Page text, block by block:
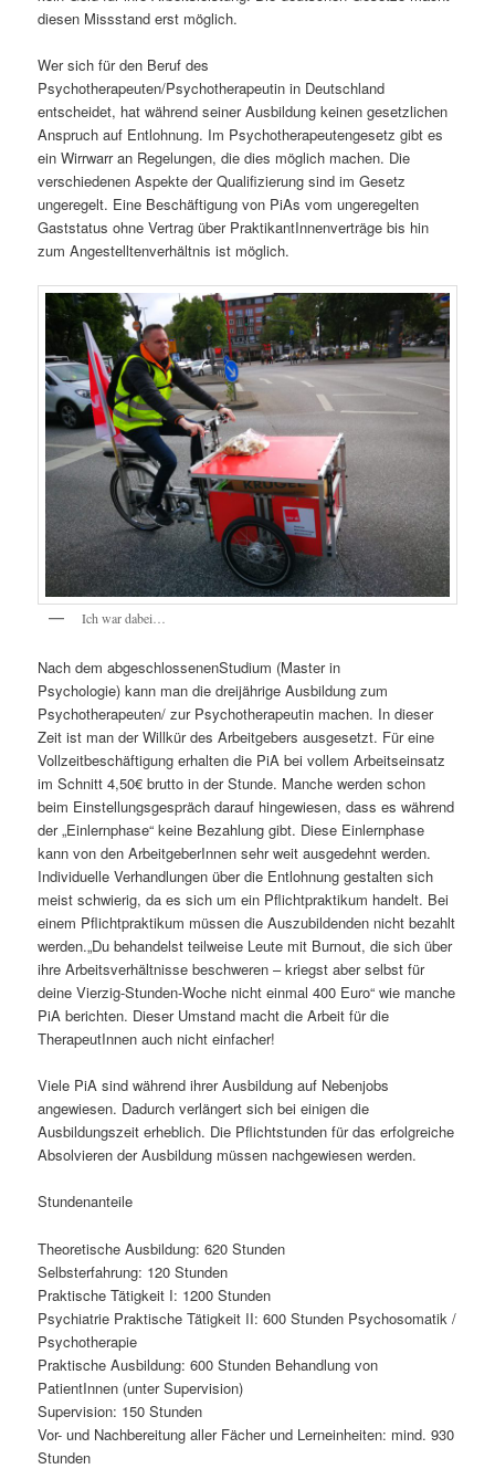
diesen Missstand erst möglich.
Wer sich für den Beruf des
Psychotherapeuten/Psychotherapeutin in Deutschland
entscheidet, hat während seiner Ausbildung keinen gesetzlichen
Anspruch auf Entlohnung. Im Psychotherapeutengesetz gibt es
ein Wirrwarr an Regelungen, die dies möglich machen. Die
verschiedenen Aspekte der Qualifizierung sind im Gesetz
ungeregelt. Eine Beschäftigung von PiAs vom ungeregelten
Gaststatus ohne Vertrag über PraktikantInnenverträge bis hin
zum Angestelltenverhältnis ist möglich.
Ich war dabei…
Nach dem abgeschlossenenStudium (Master in
Psychologie) kann man die dreijährige Ausbildung zum
Psychotherapeuten/ zur Psychotherapeutin machen. In dieser
Zeit ist man der Willkür des Arbeitgebers ausgesetzt. Für eine
Vollzeitbeschäftigung erhalten die PiA bei vollem Arbeitseinsatz
im Schnitt 4,50€ brutto in der Stunde. Manche werden schon
beim Einstellungsgespräch darauf hingewiesen, dass es während
der „Einlernphase“ keine Bezahlung gibt. Diese Einlernphase
kann von den ArbeitgeberInnen sehr weit ausgedehnt werden.
Individuelle Verhandlungen über die Entlohnung gestalten sich
meist schwierig, da es sich um ein Pflichtpraktikum handelt. Bei
einem Pflichtpraktikum müssen die Auszubildenden nicht bezahlt
werden.„Du behandelst teilweise Leute mit Burnout, die sich über
ihre Arbeitsverhältnisse beschweren – kriegst aber selbst für
deine Vierzig-Stunden-Woche nicht einmal 400 Euro“ wie manche
PiA berichten. Dieser Umstand macht die Arbeit für die
TherapeutInnen auch nicht einfacher!
Viele PiA sind während ihrer Ausbildung auf Nebenjobs
angewiesen. Dadurch verlängert sich bei einigen die
Ausbildungszeit erheblich. Die Pflichtstunden für das erfolgreiche
Absolvieren der Ausbildung müssen nachgewiesen werden.
Stundenanteile
Theoretische Ausbildung: 620 Stunden
Selbsterfahrung: 120 Stunden
Praktische Tätigkeit I: 1200 Stunden
Psychiatrie Praktische Tätigkeit II: 600 Stunden Psychosomatik /
Psychotherapie
Praktische Ausbildung: 600 Stunden Behandlung von
PatientInnen (unter Supervision)
Supervision: 150 Stunden
Vor- und Nachbereitung aller Fächer und Lerneinheiten: mind. 930
Stunden